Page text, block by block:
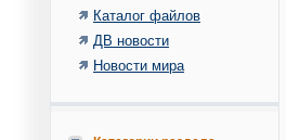
Каталог файлов
ДВ новости
Новости мира